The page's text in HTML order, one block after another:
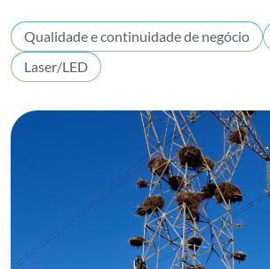
Qualidade e continuidade de negócio
Laser/LED